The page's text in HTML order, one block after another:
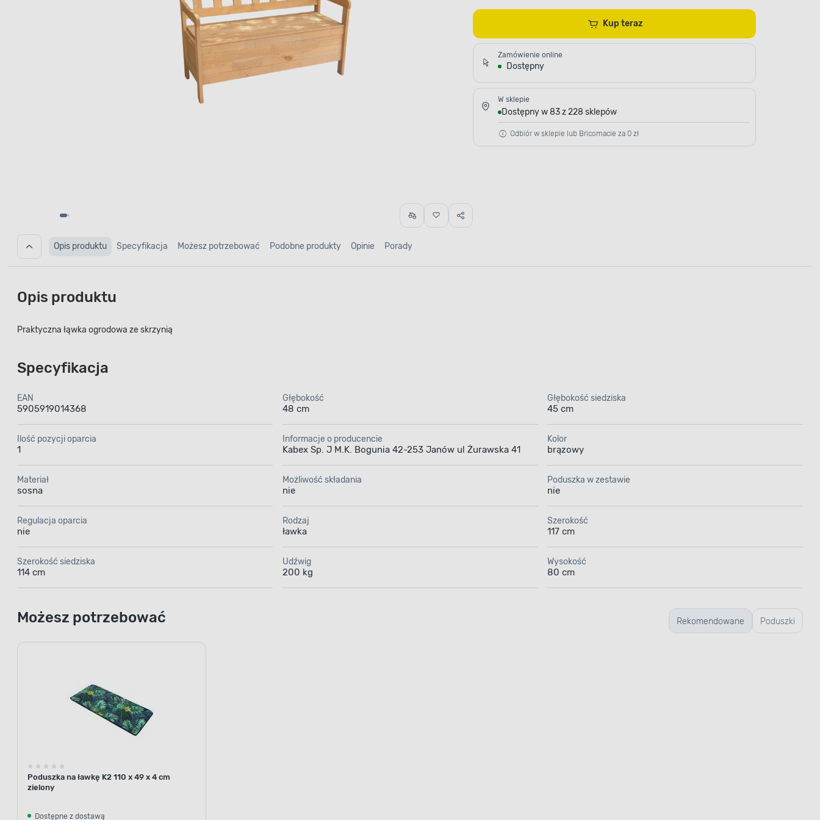
Kup teraz
Zamówienie online
Dostępny
W sklepie
Dostępny w 83 z 228 sklepów
Odbiór w sklepie lub Bricomacie za 0 zł
Opis produktu Specyfikacja Możesz potrzebować Podobne produkty Opinie Porady
Opis produktu
Praktyczna łąwka ogrodowa ze skrzynią
Specyfikacja
EAN
5905919014368
Głębokość
48 cm
Głębokość siedziska
45 cm
Ilość pozycji oparcia
1
Informacje o producencie
Kabex Sp. J M.K. Bogunia 42-253 Janów ul Żurawska 41
Kolor
brązowy
Materiał
sosna
Możliwość składania
nie
Poduszka w zestawie
nie
Regulacja oparcia
nie
Rodzaj
ławka
Szerokość
117 cm
Szerokość siedziska
114 cm
Udźwig
200 kg
Wysokość
80 cm
Rekomendowane Poduszki
Możesz potrzebować
Poduszka na ławkę K2 110 x 49 x 4 cm
zielony
Dostępne z dostawą